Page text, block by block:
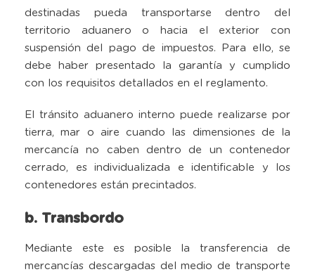
destinadas pueda transportarse dentro del
territorio aduanero o hacia el exterior con
suspensión del pago de impuestos. Para ello, se
debe haber presentado la garantía y cumplido
con los requisitos detallados en el reglamento.
El tránsito aduanero interno puede realizarse por
tierra, mar o aire cuando las dimensiones de la
mercancía no caben dentro de un contenedor
cerrado, es individualizada e identificable y los
contenedores están precintados.
b. Transbordo
Mediante este es posible la transferencia de
mercancías descargadas del medio de transporte